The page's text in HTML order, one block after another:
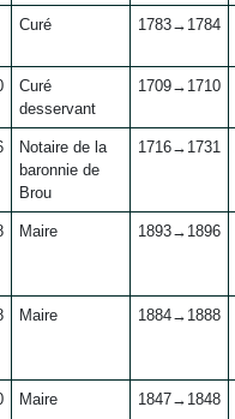
Curé 1783→1784
Curé
desservant
1709→1710
Notaire de la
baronnie de
Brou
1716→1731
Maire 1893→1896
Maire 1884→1888
Maire 1847→1848